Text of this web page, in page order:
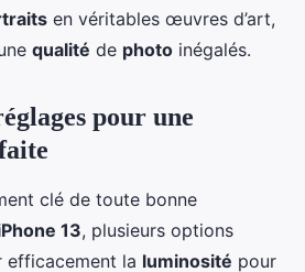
en véritables œuvres d’art,
qualité de photo inégalés.
pour une
clé de toute bonne
13, plusieurs options
efficacement la luminosité pour